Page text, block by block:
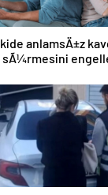
anlamsÄ±z
sÃ¼rmesini